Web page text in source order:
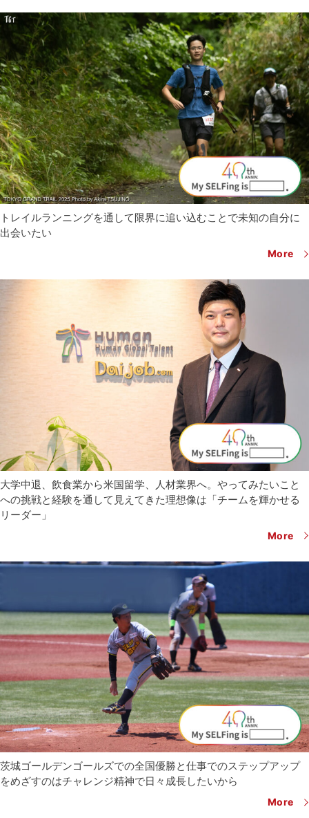
トレイルランニングを通して限界に追い込むことで未知の自分に
出会いたい
More
大学中退、飲食業から米国留学、人材業界へ。やってみたいこと
への挑戦と経験を通して見えてきた理想像は「チームを輝かせる
リーダー」
More
茨城ゴールデンゴールズでの全国優勝と仕事でのステップアップ
をめざすのはチャレンジ精神で日々成長したいから
More